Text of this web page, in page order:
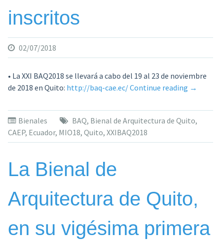
inscritos
02/07/2018
• La XXI BAQ2018 se llevará a cabo del 19 al 23 de noviembre
de 2018 en Quito: http://baq-cae.ec/Continue reading «LA
BAQ2018
logra
→
Bienales BAQ, Bienal de Arquitectura de Quito,
CAEP, Ecuador, MIO18, Quito, XXIBAQ2018
La Bienal de
Arquitectura de Quito,
en su vigésima primera